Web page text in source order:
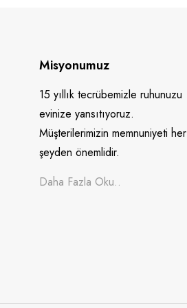
Misyonumuz
15 yıllık tecrübemizle ruhunuzu
evinize yansıtıyoruz.
Müşterilerimizin memnuniyeti her
şeyden önemlidir.
Daha Fazla Oku..